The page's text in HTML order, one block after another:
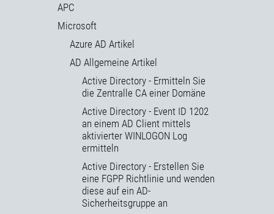
APC
Microsoft
Azure AD Artikel
AD Allgemeine Artikel
Active Directory - Ermitteln Sie
die Zentralle CA einer Domäne
Active Directory - Event ID 1202
an einem AD Client mittels
aktivierter WINLOGON Log
ermitteln
Active Directory - Erstellen Sie
eine FGPP Richtlinie und wenden
diese auf ein AD-
Sicherheitsgruppe an